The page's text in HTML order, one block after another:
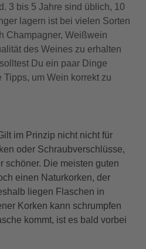
3 bis 5 Jahre sind üblich, 10
lagern ist bei vielen Sorten
Champagner, Weißwein
des Weines zu erhalten
Du ein paar Dinge
um Wein korrekt zu
im Prinzip nicht nicht für
oder Schraubverschlüsse,
schöner. Die meisten guten
einen Naturkorken, der
liegen Flaschen in
Korken kann schrumpfen
kommt, ist es bald vorbei